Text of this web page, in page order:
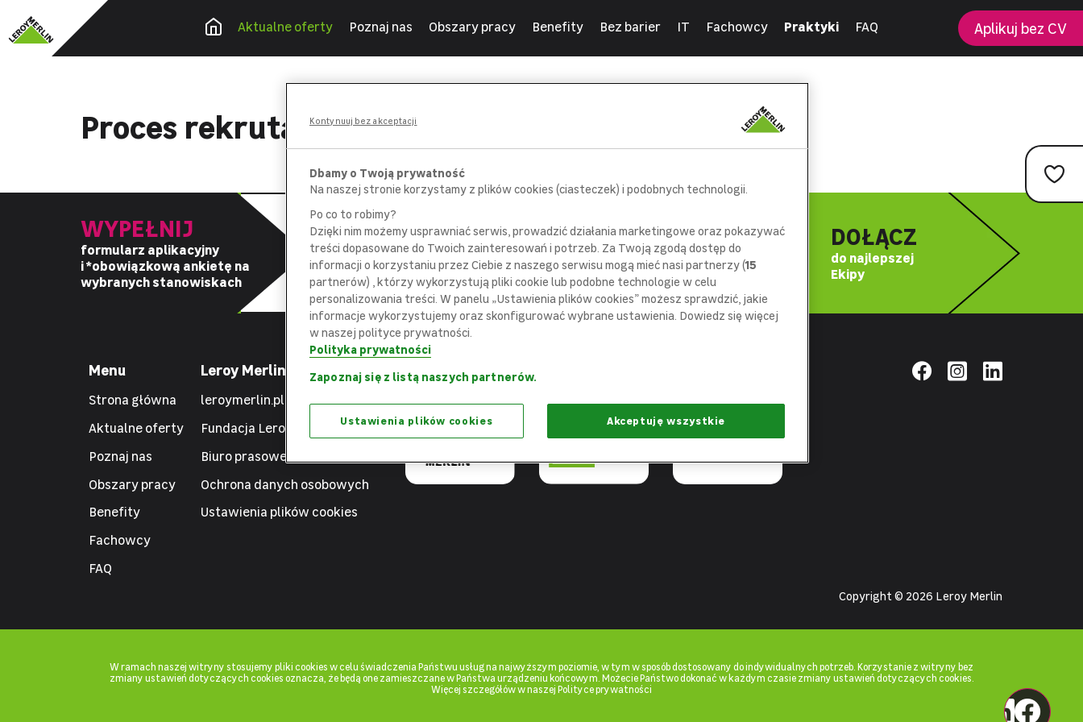
Aktualne oferty Poznaj nas Obszary pracy Benefity Bez barier IT Fachowcy Praktyki FAQ Aplikuj bez CV
Proces rekrutacyjny
WYPEŁNIJ
formularz aplikacyjny
i *obowiązkową ankietę na
wybranych stanowiskach
POROZMAWIAJ
z pracownikiem
działu rekrutacji
SPOTKAJ SIĘ
z bezpośrednim
przełożonym
DOŁĄCZ
do najlepszej
Ekipy
Menu
Strona główna
Aktualne oferty
Poznaj nas
Obszary pracy
Benefity
Fachowcy
FAQ
Leroy Merlin
leroymerlin.pl
Fundacja Leroy Merlin
Biuro prasowe
Ochrona danych osobowych
Ustawienia plików cookies
Razem
możemy więcej
Copyright © 2026 Leroy Merlin
W ramach naszej witryny stosujemy pliki cookies w celu świadczenia Państwu usług na najwyższym poziomie, w tym w sposób dostosowany do indywidualnych potrzeb. Korzystanie z witryny bez
zmiany ustawień dotyczących cookies oznacza, że będą one zamieszczane w Państwa urządzeniu końcowym. Możecie Państwo dokonać w każdym czasie zmiany ustawień dotyczących cookies.
Więcej szczegółów w naszej Polityce prywatności
Dbamy o Twoją prywatność
Na naszej stronie korzystamy z plików cookies (ciasteczek) i podobnych technologii.
Po co to robimy?
Dzięki nim możemy usprawniać serwis, prowadzić działania marketingowe oraz pokazywać
treści dopasowane do Twoich zainteresowań i potrzeb. Za Twoją zgodą dostęp do
informacji o korzystaniu przez Ciebie z naszego serwisu mogą mieć nasi partnerzy (15
partnerów) , którzy wykorzystują pliki cookie lub podobne technologie w celu
personalizowania treści. W panelu „Ustawienia plików cookies” możesz sprawdzić, jakie
informacje wykorzystujemy oraz skonfigurować wybrane ustawienia. Dowiedz się więcej
w naszej polityce prywatności.
Polityka prywatności
Zapoznaj się z listą naszych partnerów.
Ustawienia plików cookies Akceptuję wszystkie
Kontynuuj bez akceptacji